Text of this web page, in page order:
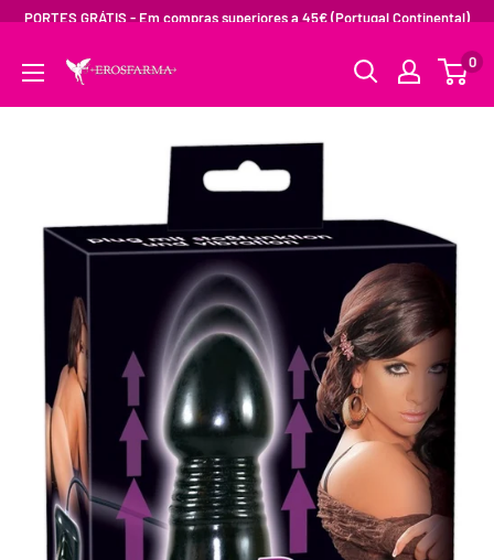
PORTES GRÁTIS - Em compras superiores a 45€ (Portugal Continental)
0